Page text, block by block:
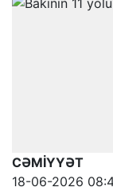
CƏMİYYƏT
18-06-2026